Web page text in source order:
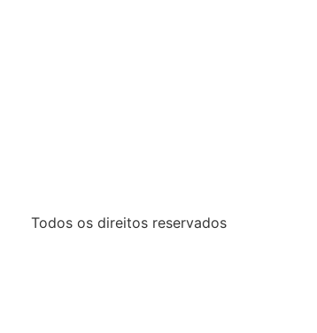
Todos os direitos reservados